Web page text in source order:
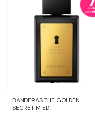
BANDERAS THE GOLDEN
SECRET M EDT